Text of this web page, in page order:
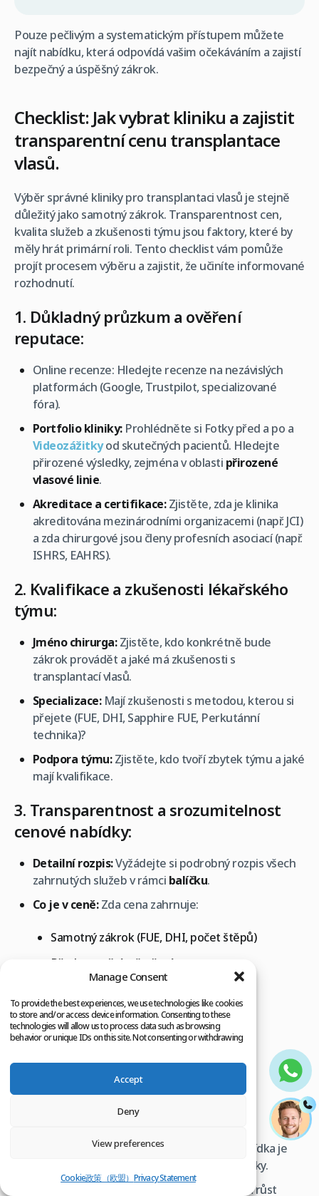
Manage Consent
To provide the best experiences, we use technologies like cookies
to store and/or access device information. Consenting to these
technologies will allow us to process data such as browsing
behavior or unique IDs on this site. Not consenting or withdrawing
Accept
Deny
View preferences
Cookie政策（欧盟） Privacy Statement
Pouze pečlivým a systematickým přístupem můžete
najít nabídku, která odpovídá vašim očekáváním a zajistí
bezpečný a úspěšný zákrok.
Checklist: Jak vybrat kliniku a zajistit
transparentní cenu transplantace
vlasů.
Výběr správné kliniky pro transplantaci vlasů je stejně
důležitý jako samotný zákrok. Transparentnost cen,
kvalita služeb a zkušenosti týmu jsou faktory, které by
měly hrát primární roli. Tento checklist vám pomůže
projít procesem výběru a zajistit, že učiníte informované
rozhodnutí.
1. Důkladný průzkum a ověření
reputace:
Online recenze: Hledejte recenze na nezávislých
platformách (Google, Trustpilot, specializované
fóra).
Portfolio kliniky:Prohlédněte si Fotky před a po a
Videozážitkyod skutečných pacientů. Hledejte
přirozené výsledky, zejména v oblasti přirozené
vlasové linie.
Akreditace a certifikace:Zjistěte, zda je klinika
akreditována mezinárodními organizacemi (např. JCI)
a zda chirurgové jsou členy profesních asociací (např.
ISHRS, EAHRS).
2. Kvalifikace a zkušenosti lékařského
týmu:
Jméno chirurga:Zjistěte, kdo konkrétně bude
zákrok provádět a jaké má zkušenosti s
transplantací vlasů.
Specializace:Mají zkušenosti s metodou, kterou si
přejete (FUE, DHI, Sapphire FUE, Perkutánní
technika)?
Podpora týmu:Zjistěte, kdo tvoří zbytek týmu a jaké
mají kvalifikace.
3. Transparentnost a srozumitelnost
cenové nabídky:
Detailní rozpis:Vyžádejte si podrobný rozpis všech
zahrnutých služeb v rámci balíčku.
Co je v ceně:Zda cena zahrnuje:
Samotný zákrok (FUE, DHI, počet štěpů)
Předoperační vyšetření
Léky a speciální šampony
Ubytování (pokud cestujete)
Transfery (letiště, klinika, hotel)
Konzultace s lékařem
Případné doplňkové terapie (např. PRP)
Žádné skryté poplatky:Ujistěte se, že nabídka je
konečná a neobsahuje žádné skryté poplatky.
Zeptejte se na případné záruky na růst